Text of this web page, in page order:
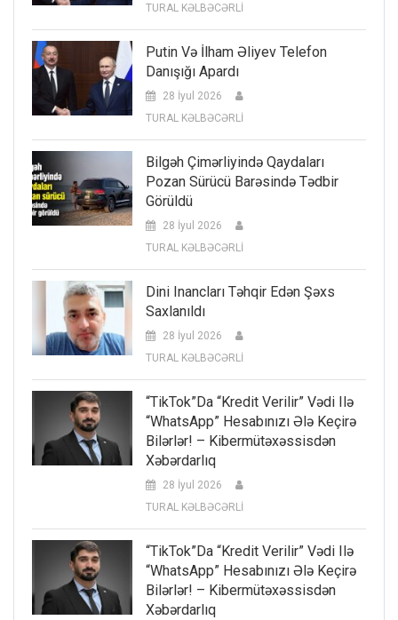
TURAL KƏLBƏCƏRLİ
Putin Və İlham Əliyev Telefon
Danışığı Apardı
28 İyul 2026
TURAL KƏLBƏCƏRLİ
Bilgəh Çimərliyində Qaydaları
Pozan Sürücü Barəsində Tədbir
Görüldü
28 İyul 2026
TURAL KƏLBƏCƏRLİ
Dini Inancları Təhqir Edən Şəxs
Saxlanıldı
28 İyul 2026
TURAL KƏLBƏCƏRLİ
“TikTok”da “kredit Verilir” Vədi Ilə
“WhatsApp” Hesabınızı Ələ Keçirə
Bilərlər! – Kibermütəxəssisdən
Xəbərdarlıq
28 İyul 2026
TURAL KƏLBƏCƏRLİ
“TikTok”da “kredit Verilir” Vədi Ilə
“WhatsApp” Hesabınızı Ələ Keçirə
Bilərlər! – Kibermütəxəssisdən
Xəbərdarlıq